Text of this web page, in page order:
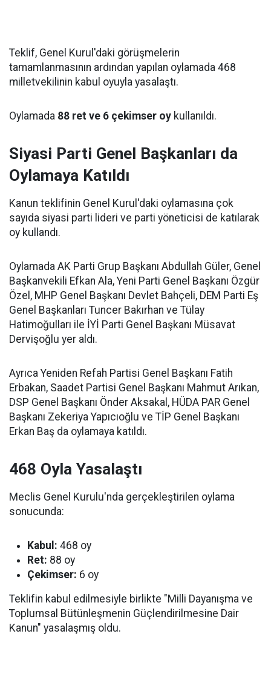
Teklif, Genel Kurul'daki görüşmelerin
tamamlanmasının ardından yapılan oylamada 468
milletvekilinin kabul oyuyla yasalaştı.
Oylamada 88 ret ve 6 çekimser oy kullanıldı.
Siyasi Parti Genel Başkanları da
Oylamaya Katıldı
Kanun teklifinin Genel Kurul'daki oylamasına çok
sayıda siyasi parti lideri ve parti yöneticisi de katılarak
oy kullandı.
Oylamada AK Parti Grup Başkanı Abdullah Güler, Genel
Başkanvekili Efkan Ala, Yeni Parti Genel Başkanı Özgür
Özel, MHP Genel Başkanı Devlet Bahçeli, DEM Parti Eş
Genel Başkanları Tuncer Bakırhan ve Tülay
Hatimoğulları ile İYİ Parti Genel Başkanı Müsavat
Dervişoğlu yer aldı.
Ayrıca Yeniden Refah Partisi Genel Başkanı Fatih
Erbakan, Saadet Partisi Genel Başkanı Mahmut Arıkan,
DSP Genel Başkanı Önder Aksakal, HÜDA PAR Genel
Başkanı Zekeriya Yapıcıoğlu ve TİP Genel Başkanı
Erkan Baş da oylamaya katıldı.
468 Oyla Yasalaştı
Meclis Genel Kurulu'nda gerçekleştirilen oylama
sonucunda:
Kabul: 468 oy
Ret: 88 oy
Çekimser: 6 oy
Teklifin kabul edilmesiyle birlikte "Milli Dayanışma ve
Toplumsal Bütünleşmenin Güçlendirilmesine Dair
Kanun" yasalaşmış oldu.